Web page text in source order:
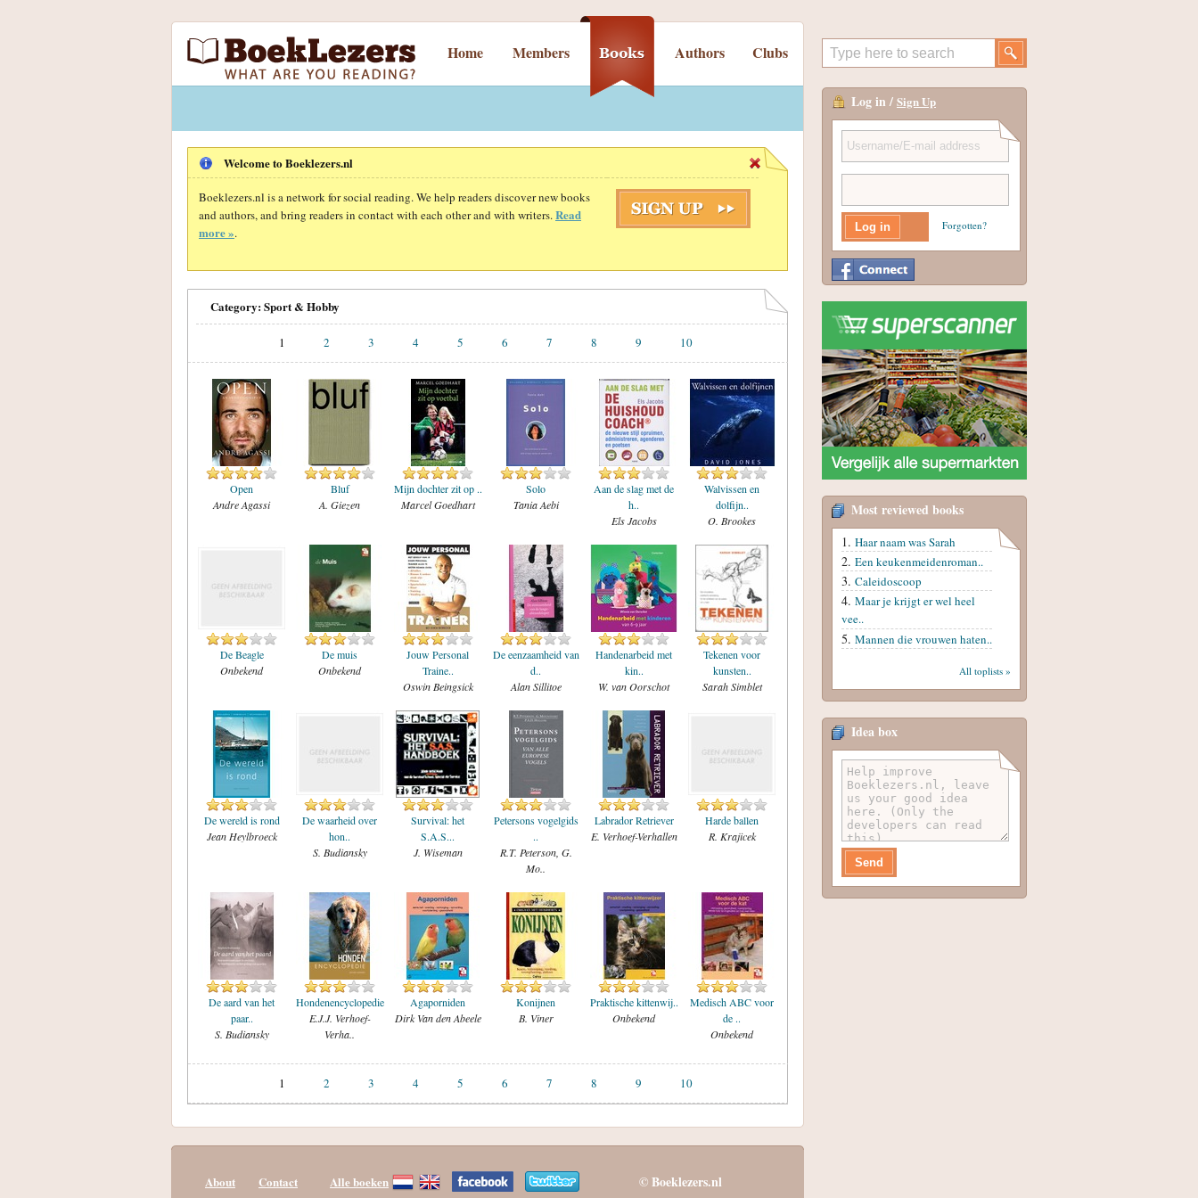
Home Members Authors Clubs
Welcome to Boeklezers.nl
Boeklezers.nl is a network for social reading. We help readers discover new books
and authors, and bring readers in contact with each other and with writers.Read
more ».
Category: Sport & Hobby
1 2 3 4 5 6 7 8 9 10
Open
Andre Agassi
Bluf
A. Giezen
Mijn dochter zit op ..
Marcel Goedhart
Solo
Tania Aebi
Aan de slag met de
h..
Els Jacobs
Walvissen en
dolfijn..
O. Brookes
De Beagle
Onbekend
De muis
Onbekend
Jouw Personal
Traine..
Oswin Beingsick
De eenzaamheid van
d..
Alan Sillitoe
Handenarbeid met
kin..
W. van Oorschot
Tekenen voor
kunsten..
Sarah Simblet
De wereld is rond
Jean Heylbroeck
De waarheid over
hon..
S. Budiansky
Survival: het
S.A.S...
J. Wiseman
Petersons vogelgids
..
R.T. Peterson, G.
Mo..
Labrador Retriever
E. Verhoef-Verhallen
Harde ballen
R. Krajicek
De aard van het
paar..
S. Budiansky
Hondenencyclopedie
E.J.J. Verhoef-
Verha..
Agaporniden
Dirk Van den Abeele
Konijnen
B. Viner
Praktische kittenwij..
Onbekend
Medisch ABC voor
de ..
Onbekend
1 2 3 4 5 6 7 8 9 10
Log in / Sign Up
Forgotten?
Most reviewed books
Haar naam was Sarah
Een keukenmeidenroman..
Caleidoscoop
Maar je krijgt er wel heel
vee..
Mannen die vrouwen haten..
All toplists »
Idea box
About Contact Alle boeken © Boeklezers.nl